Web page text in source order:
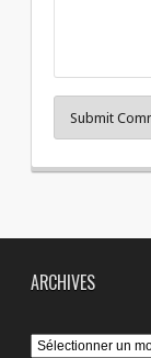
Submit
ARCHIVES
Archives